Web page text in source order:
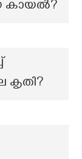
കായൽ?
കൃതി?